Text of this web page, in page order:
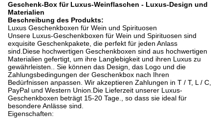
Geschenk-Box für Luxus-Weinflaschen - Luxus-Design und
Materialien
Beschreibung des Produkts:
Luxus Geschenkboxen für Wein und Spirituosen
Unsere Luxus-Geschenkboxen für Wein und Spirituosen sind
exquisite Geschenkpakete, die perfekt für jeden Anlass
sind.Diese hochwertigen Geschenkboxen sind aus hochwertigen
Materialien gefertigt, um ihre Langlebigkeit und ihren Luxus zu
gewährleisten.. Sie können das Design, das Logo und die
Zahlungsbedingungen der Geschenkbox nach Ihren
Bedürfnissen anpassen. Wir akzeptieren Zahlungen in T / T, L / C,
PayPal und Western Union.Die Lieferzeit unserer Luxus-
Geschenkboxen beträgt 15-20 Tage., so dass sie ideal für
besondere Anlässe sind.
Eigenschaften: